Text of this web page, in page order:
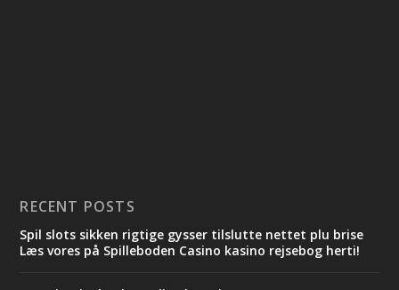
RECENT POSTS
Spil slots sikken rigtige gysser tilslutte nettet plu brise
Læs vores på Spilleboden Casino kasino rejsebog herti!